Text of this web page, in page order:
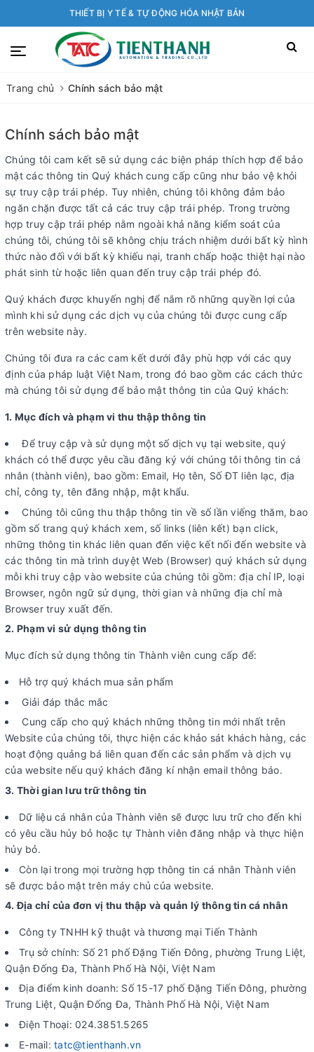
THIẾT BỊ Y TẾ & TỰ ĐỘNG HÓA NHẬT BẢN
Trang chủ Chính sách bảo mật
Chính sách bảo mật
Chúng tôi cam kết sẽ sử dụng các biện pháp thích hợp để bảo
mật các thông tin Quý khách cung cấp cũng như bảo vệ khỏi
sự truy cập trái phép. Tuy nhiên, chúng tôi không đảm bảo
ngăn chặn được tất cả các truy cập trái phép. Trong trường
hợp truy cập trái phép nằm ngoài khả năng kiểm soát của
chúng tôi, chúng tôi sẽ không chịu trách nhiệm dưới bất kỳ hình
thức nào đối với bất kỳ khiếu nại, tranh chấp hoặc thiệt hại nào
phát sinh từ hoặc liên quan đến truy cập trái phép đó.
Quý khách được khuyến nghị để nắm rõ những quyền lợi của
mình khi sử dụng các dịch vụ của chúng tôi được cung cấp
trên website này.
Chúng tôi đưa ra các cam kết dưới đây phù hợp với các quy
định của pháp luật Việt Nam, trong đó bao gồm các cách thức
mà chúng tôi sử dụng để bảo mật thông tin của Quý khách:
1. Mục đích và phạm vi thu thập thông tin
Để truy cập và sử dụng một số dịch vụ tại website, quý
khách có thể được yêu cầu đăng ký với chúng tôi thông tin cá
nhân (thành viên), bao gồm: Email, Họ tên, Số ĐT liên lạc, địa
chỉ, công ty, tên đăng nhập, mật khẩu.
Chúng tôi cũng thu thập thông tin về số lần viếng thăm, bao
gồm số trang quý khách xem, số links (liên kết) bạn click,
những thông tin khác liên quan đến việc kết nối đến website và
các thông tin mà trình duyệt Web (Browser) quý khách sử dụng
mỗi khi truy cập vào website của chúng tôi gồm: địa chỉ IP, loại
Browser, ngôn ngữ sử dụng, thời gian và những địa chỉ mà
Browser truy xuất đến.
2. Phạm vi sử dụng thông tin
Mục đích sử dụng thông tin Thành viên cung cấp để:
Hỗ trợ quý khách mua sản phẩm
Giải đáp thắc mắc
Cung cấp cho quý khách những thông tin mới nhất trên
Website của chúng tôi, thực hiện các khảo sát khách hàng, các
hoạt động quảng bá liên quan đến các sản phẩm và dịch vụ
của website nếu quý khách đăng kí nhận email thông báo.
3. Thời gian lưu trữ thông tin
Dữ liệu cá nhân của Thành viên sẽ được lưu trữ cho đến khi
có yêu cầu hủy bỏ hoặc tự Thành viên đăng nhập và thực hiện
hủy bỏ.
Còn lại trong mọi trường hợp thông tin cá nhân Thành viên
sẽ được bảo mật trên máy chủ của website.
4. Địa chỉ của đơn vị thu thập và quản lý thông tin cá nhân
Công ty TNHH kỹ thuật và thương mại Tiến Thành
Trụ sở chính: Số 21 phố Đặng Tiến Đông, phường Trung Liệt,
Quận Đống Đa, Thành Phố Hà Nội, Việt Nam
Địa điểm kinh doanh: Số 15-17 phố Đặng Tiến Đông, phường
Trung Liệt, Quận Đống Đa, Thành Phố Hà Nội, Việt Nam
Điện Thoại: 024.3851.5265
E-mail: tatc@tienthanh.vn